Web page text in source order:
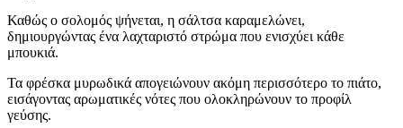
Καθώς ο σολομός ψήνεται, η σάλτσα καραμελώνει,
δημιουργώντας ένα λαχταριστό στρώμα που ενισχύει κάθε
μπουκιά.
Τα φρέσκα μυρωδικά απογειώνουν ακόμη περισσότερο το πιάτο,
εισάγοντας αρωματικές νότες που ολοκληρώνουν το προφίλ
γεύσης.